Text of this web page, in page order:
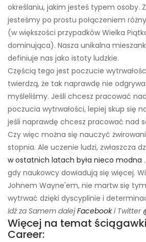
określaniu, jakim jesteś typem osoby.
jesteśmy po prostu połączeniem
(w większości przypadków Wielka
dominująca). Nasza unikalna
definiuje nas jako istoty ludzkie.
Częścią tego jest poczucie
twierdzą, że tak naprawdę nie
myśleliśmy. Jeśli chcesz pracować
poczucia wytrwałości, lepiej skup się
jeśli naprawdę chcesz pracować nad
Czy więc można się nauczyć
stopnia. Ale uczenie ludzi, zwłaszcza
w ostatnich latach była nieco modna
gdy naukowcy dowiadują się więcej.
Johnem Wayne'em, nie martw się
wytrwać dzięki dyscyplinie i
Idź za Samem dalejFacebooki Twitter
Więcej na temat
Career: